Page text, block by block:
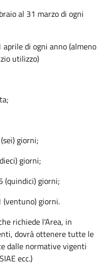
al 31 marzo di ogni
di ogni anno (almeno
utilizzo)
giorni;
giorni;
(quindici) giorni;
(ventuno) giorni.
richiede l'Area, in
dovrà ottenere tutte le
dalle normative vigenti
ecc.)